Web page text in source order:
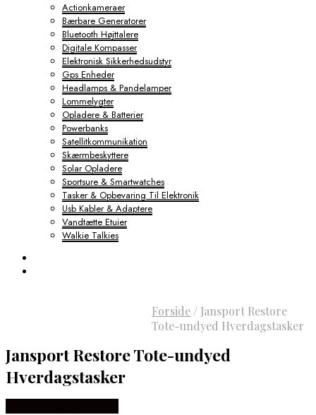
Actionkameraer
Bærbare Generatorer
Bluetooth Højttalere
Digitale Kompasser
Elektronisk Sikkerhedsudstyr
Gps Enheder
Headlamps & Pandelamper
Lommelygter
Opladere & Batterier
Powerbanks
Satellitkommunikation
Skærmbeskyttere
Solar Opladere
Sportsure & Smartwatches
Tasker & Opbevaring Til Elektronik
Usb Kabler & Adaptere
Vandtætte Etuier
Walkie Talkies
Forside / Jansport Restore
Tote-undyed Hverdagstasker
Jansport Restore Tote-undyed
Hverdagstasker